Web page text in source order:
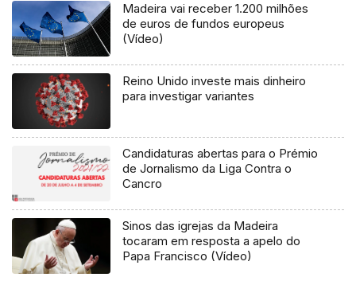
Madeira vai receber 1.200 milhões
de euros de fundos europeus
(Vídeo)
Reino Unido investe mais dinheiro
para investigar variantes
Candidaturas abertas para o Prémio
de Jornalismo da Liga Contra o
Cancro
Sinos das igrejas da Madeira
tocaram em resposta a apelo do
Papa Francisco (Vídeo)